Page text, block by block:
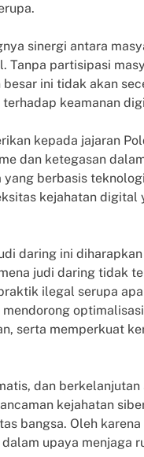
sinergi antara
Tanpa partisipasi
ini tidak akan
keamanan
kepada jajaran
dan ketegasan
berbasis
kejahatan
daring ini
judi daring tidak
ilegal serupa
serta memperkuat
dan
kejahatan
bangsa. Oleh
upaya menjaga